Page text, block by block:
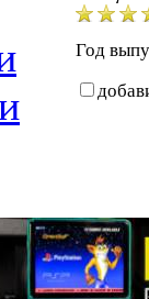
Год